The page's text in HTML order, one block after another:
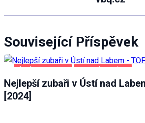
Související Příspěvek
Nejlepší zubaři v Ústí nad
[2024]